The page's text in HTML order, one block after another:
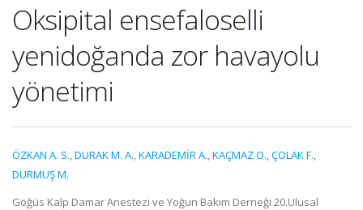
Oksipital ensefaloselli
yenidoğanda zor havayolu
yönetimi
ÖZKAN A. S.,DURAK M. A.,KARADEMİR A.,KAÇMAZ O.,ÇOLAK F.,
DURMUŞ M.
Göğüs Kalp Damar Anestezi ve Yoğun Bakım Derneği 20.Ulusal